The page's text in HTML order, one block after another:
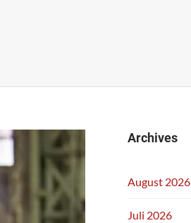
Archives
August 2026
Juli 2026